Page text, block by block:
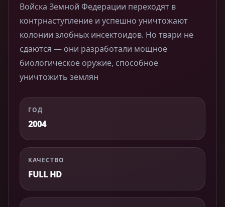
Войска Земной Федерации переходят в
контрнаступление и успешно уничтожают
колонии злобных инсектоидов. Но твари не
cдаются — они разработали мощное
биологическое оружие, способное
уничтожить землян
ГОД
2004
КАЧЕСТВО
FULL HD